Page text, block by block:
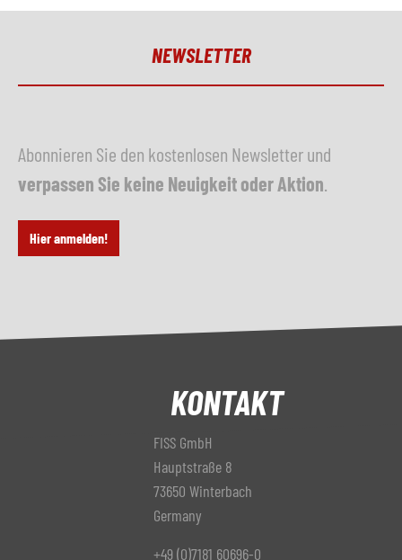
NEWSLETTER
Abonnieren Sie den kostenlosen Newsletter und
verpassen Sie keine Neuigkeit oder Aktion
Hier anmelden!
KONTAKT
FISS GmbH
Hauptstraße 8
73650 Winterbach
Germany
+49 (0)7181 60696-0